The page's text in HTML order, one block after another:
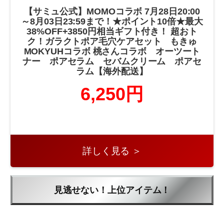
【サミュ公式】MOMOコラボ 7月28日20:00
～8月03日23:59まで！★ポイント10倍★最大
38%OFF+3850円相当ギフト付き！ 超おト
ク！ガラクトポア毛穴ケアセット もきゅ
MOKYUHコラボ 桃さんコラボ オーツート
ナー ポアセラム セバムクリーム ポアセ
ラム【海外配送】
6,250円
詳しく見る ＞
見逃せない！上位アイテム！